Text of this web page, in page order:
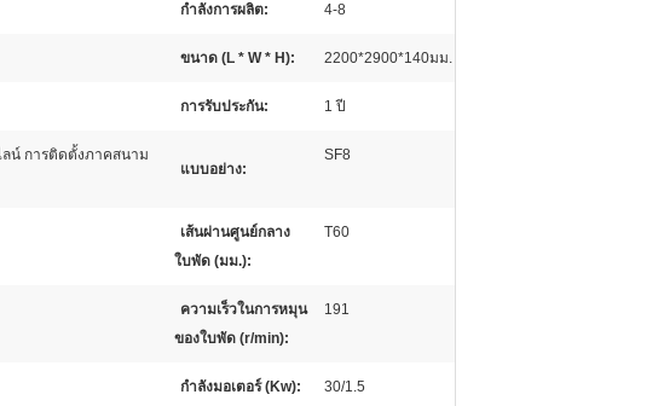
กำลังการผลิต: 4-8
ขนาด (L * W * H): 2200*2900*140มม.
การรับประกัน: 1 ปี
น์ การติดตั้งภาคสนาม
แบบอย่าง:
SF8
เส้นผ่านศูนย์กลาง
ใบพัด (มม.):
T60
ความเร็วในการหมุน
ของใบพัด (r/min):
191
กำลังมอเตอร์ (Kw): 30/1.5